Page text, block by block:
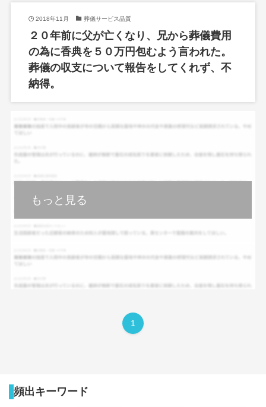
2018年11月 葬儀サービス品質
２０年前に父が亡くなり、兄から葬儀費用
の為に香典を５０万円包むよう言われた。
葬儀の収支について報告をしてくれず、不
納得。
もっと見る
1
頻出キーワード